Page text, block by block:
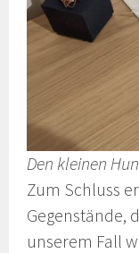
Den kleinen
Zum Schluss
Gegenstände,
unserem Fall